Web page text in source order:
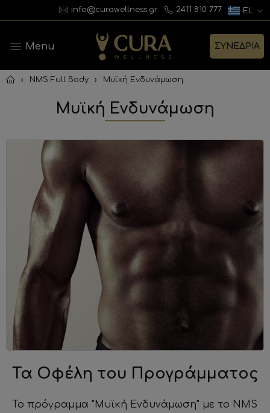
info@curawellness.gr 2411 810 777 EL
Menu ΣΥΝΕΔΡΙΑ
› NMS Full Body › Μυϊκή Ενδυνάμωση
Μυϊκή Ενδυνάμωση
Τα Οφέλη του Προγράμματος
Το πρόγραμμα "Μυϊκή Ενδυνάμωση" με το NMS